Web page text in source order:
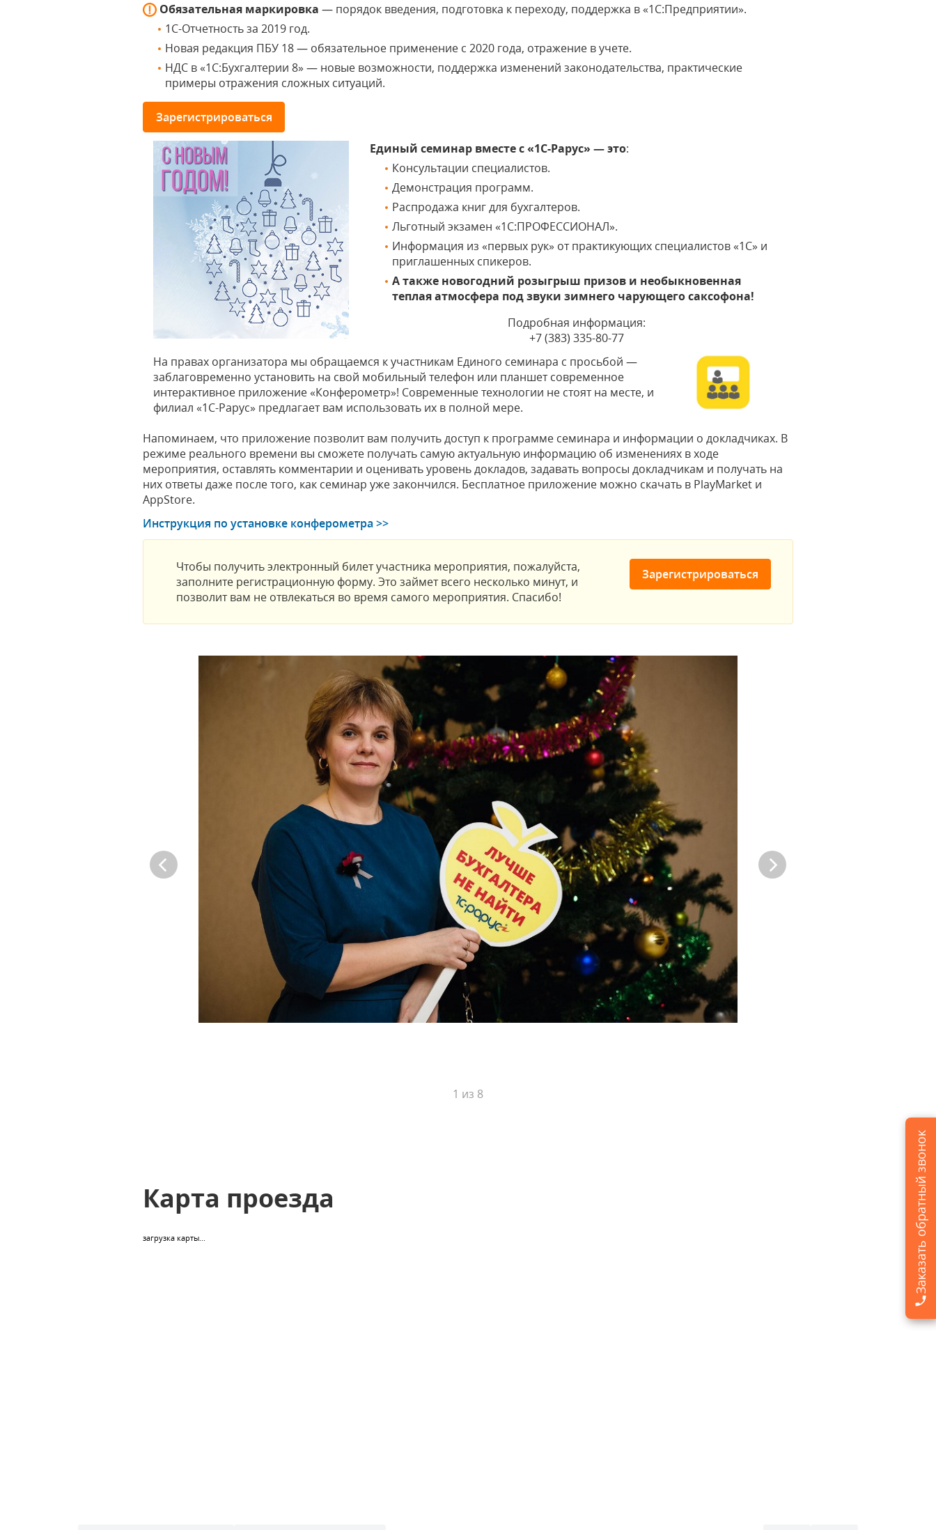
Обязательная маркировка — порядок введения, подготовка к переходу, поддержка в «1С:Предприятии».
1С-Отчетность за 2019 год.
Новая редакция ПБУ 18 — обязательное применение с 2020 года, отражение в учете.
НДС в «1С:Бухгалтерии 8» — новые возможности, поддержка изменений законодательства, практические
примеры отражения сложных ситуаций.
Зарегистрироваться
Единый семинар вместе с «1С-Рарус» — это:
Консультации специалистов.
Демонстрация программ.
Распродажа книг для бухгалтеров.
Льготный экзамен «1С:ПРОФЕССИОНАЛ».
Информация из «первых рук» от практикующих специалистов «1С» и
приглашенных спикеров.
А также новогодний розыгрыш призов и необыкновенная
теплая атмосфера под звуки зимнего чарующего саксофона!
Подробная информация:
+7 (383) 335-80-77
На правах организатора мы обращаемся к участникам Единого семинара с просьбой —
заблаговременно установить на свой мобильный телефон или планшет современное
интерактивное приложение «Конферометр»! Современные технологии не стоят на месте, и
филиал «1С-Рарус» предлагает вам использовать их в полной мере.
Напоминаем, что приложение позволит вам получить доступ к программе семинара и информации о докладчиках. В
режиме реального времени вы сможете получать самую актуальную информацию об изменениях в ходе
мероприятия, оставлять комментарии и оценивать уровень докладов, задавать вопросы докладчикам и получать на
них ответы даже после того, как семинар уже закончился. Бесплатное приложение можно скачать в PlayMarket и
AppStore.
Инструкция по установке конферометра >>
Чтобы получить электронный билет участника мероприятия, пожалуйста,
заполните регистрационную форму. Это займет всего несколько минут, и
позволит вам не отвлекаться во время самого мероприятия. Спасибо!
Зарегистрироваться
1 из 8
Карта проезда
загрузка карты... Заказать обратный звонок